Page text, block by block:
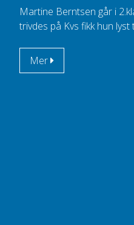
Martine Berntsen går i
trivdes på Kvs fikk hun lyst
Mer